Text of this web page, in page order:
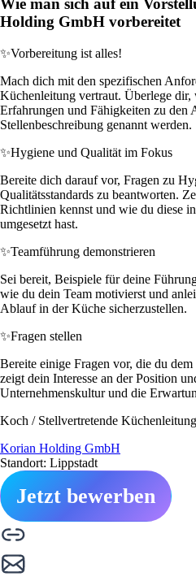
Wie man sich auf ein
Holding GmbH vorbereitet
✨Vorbereitung ist alles!
Mach dich mit den spezifischen
Küchenleitung vertraut. Überlege dir,
Erfahrungen und Fähigkeiten zu den
Stellenbeschreibung genannt werden.
✨Hygiene und Qualität im Fokus
Bereite dich darauf vor, Fragen zu
Qualitätsstandards zu beantworten.
Richtlinien kennst und wie du diese
umgesetzt hast.
✨Teamführung demonstrieren
Sei bereit, Beispiele für deine
wie du dein Team motivierst und
Ablauf in der Küche sicherzustellen.
✨Fragen stellen
Bereite einige Fragen vor, die du
zeigt dein Interesse an der Position
Unternehmenskultur und die
Koch / Stellvertretende
Korian Holding GmbH
Standort: Lippstadt
Jetzt bewerben